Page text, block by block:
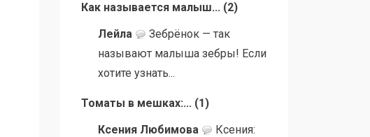
Как называется малыш... (2)
Лейла
Зебрёнок — так
называют малыша зебры! Если
хотите узнать...
Томаты в мешках:... (1)
Ксения Любимова
Ксения: